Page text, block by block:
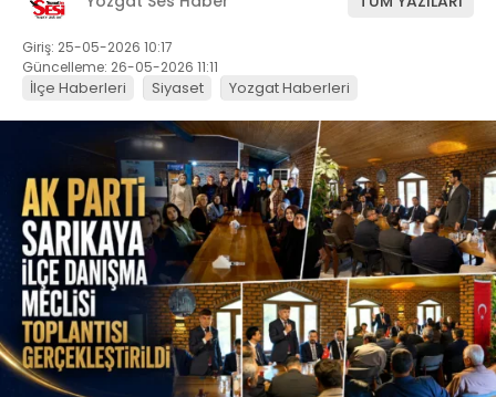
Giriş: 25-05-2026 10:17
Güncelleme: 26-05-2026 11:11
İlçe Haberleri Siyaset Yozgat Haberleri